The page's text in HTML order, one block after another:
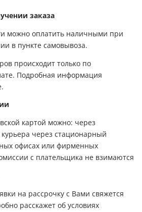
заказа
можно оплатить наличными при
в пункте самовывоза.
происходит только по
Подробная информация
картой можно: через
через стационарный
офисах или фирменных
с плательщика не взимаются
на рассрочку с Вами свяжется
расскажет об условиях